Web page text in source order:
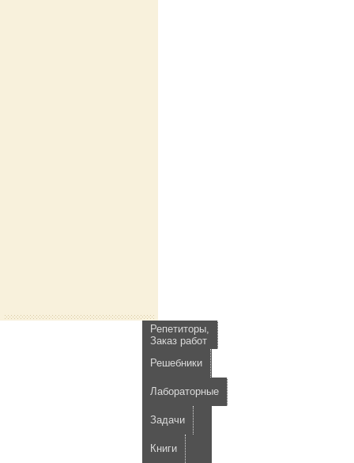
Репетиторы,
Заказ работ
Решебники
Лабораторные
Задачи
Книги